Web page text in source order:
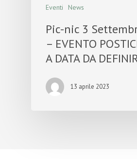
Eventi News
Pic-nic 3
– EVENTO
A DATA DA
13 aprile 2023